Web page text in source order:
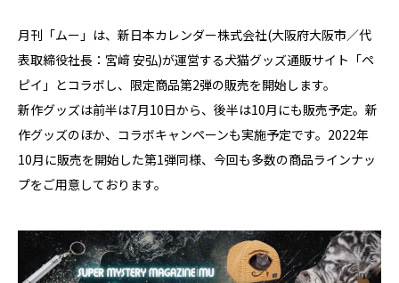
月刊「ムー」は、新⽇本カレンダー株式会社(⼤阪府⼤阪市／代
表取締役社⻑：宮﨑 安弘)が運営する⽝猫グッズ通販サイト「ペ
ピイ」とコラボし、限定商品第2弾の販売を開始します。
新作グッズは前半は7月10日から、後半は10月にも販売予定。新
作グッズのほか、コラボキャンペーンも実施予定です。2022年
10月に販売を開始した第1弾同様、今回も多数の商品ラインナッ
プをご用意しております。